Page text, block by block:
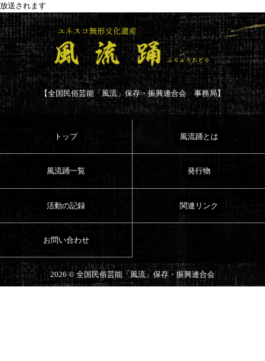
ー
シ
ョ
ン
放送されます
【全国民俗芸能「風流」保存・振興連合会 事務局】
トップ 風流踊とは
風流踊一覧 発行物
活動の記録 関連リンク
お問い合わせ
2026 © 全国民俗芸能「風流」保存・振興連合会